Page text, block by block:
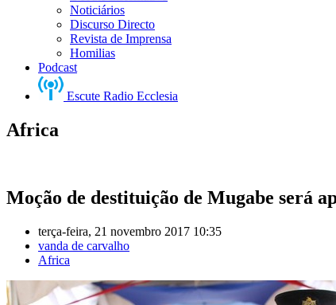
Noticiários
Discurso Directo
Revista de Imprensa
Homilias
Podcast
Escute Radio Ecclesia
Africa
Moção de destituição de Mugabe será
terça-feira, 21 novembro 2017 10:35
vanda de carvalho
Africa